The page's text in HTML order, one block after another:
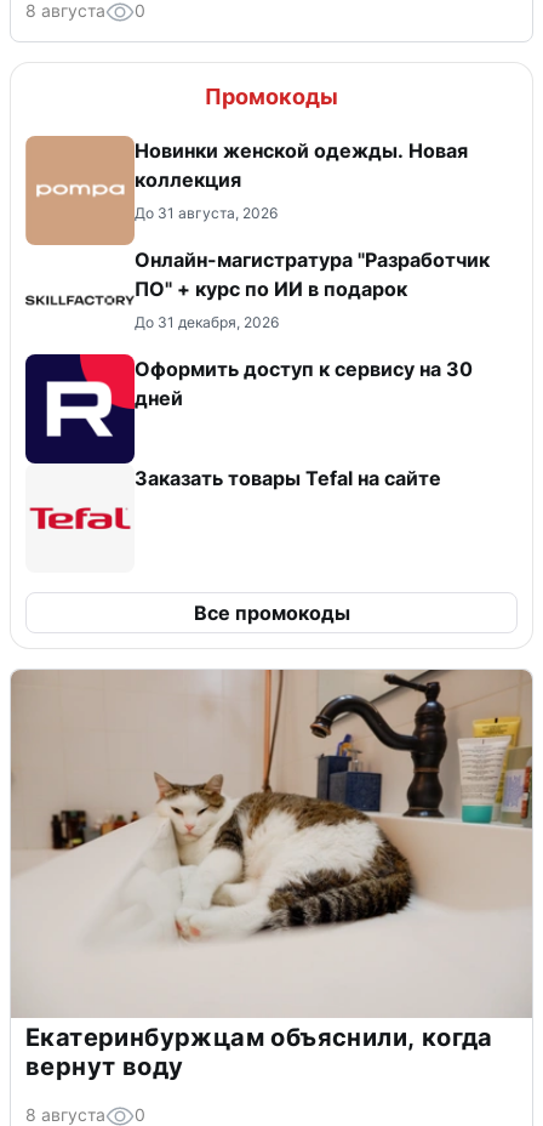
8 августа 0
Промокоды
Новинки женской одежды. Новая
коллекция
До 31 августа, 2026
Онлайн-магистратура "Разработчик
ПО" + курс по ИИ в подарок
До 31 декабря, 2026
Оформить доступ к сервису на 30
дней
Заказать товары Tefal на сайте
Все промокоды
Екатеринбуржцам объяснили, когда
вернут воду
8 августа 0